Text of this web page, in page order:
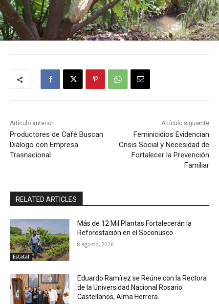
Artículo anterior
Productores de Café Buscan
Diálogo con Empresa
Trasnacional
Artículo siguiente
Feminicidios Evidencian
Crisis Social y Necesidad de
Fortalecer la Prevención
Familiar
RELATED ARTICLES
Estatal
Más de 12 Mil Plantas Fortalecerán la
Reforestación en el Soconusco
8 agosto, 2026
Eduardo Ramírez se Reúne con la Rectora
de la Universidad Nacional Rosario
Castellanos, Alma Herrera.